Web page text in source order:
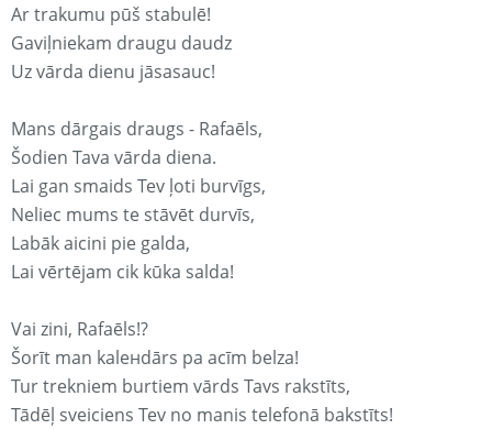
Ar trakumu pūš stabulē!
Gaviļniekam draugu daudz
Uz vārda dienu jāsasauc!
Mans dārgais draugs - Rafaēls,
Šodien Tava vārda diena.
Lai gan smaids Tev ļoti burvīgs,
Neliec mums te stāvēt durvīs,
Labāk aicini pie galda,
Lai vērtējam cik kūka salda!
Vai zini, Rafaēls!?
Šorīt man kaleнdārs pa acīm belza!
Tur trekniem burtiem vārds Tavs rakstīts,
Tādēļ sveiciens Tev no manis telefonā bakstīts!